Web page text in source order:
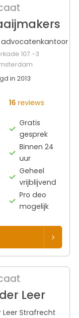
advocatenkantoor
107 -3
in 2013
16 reviews
Gratis
gesprek
Binnen 24
uur
Geheel
vrijblijvend
Pro deo
mogelijk
Leer
Leer Strafrecht